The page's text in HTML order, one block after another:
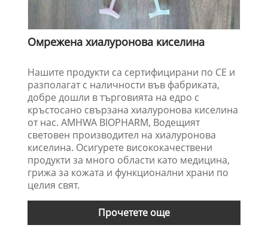
Омрежена хиалуронова киселина
Нашите продукти са сертифицирани по CE и
разполагат с наличности във фабриката,
добре дошли в търговията на едро с
кръстосано свързана хиалуронова киселина
от нас. AMHWA BIOPHARM, Водещият
световен производител на хиалуронова
киселина. Осигурете висококачествени
продукти за много области като медицина,
грижа за кожата и функционални храни по
целия свят.
Прочетете още